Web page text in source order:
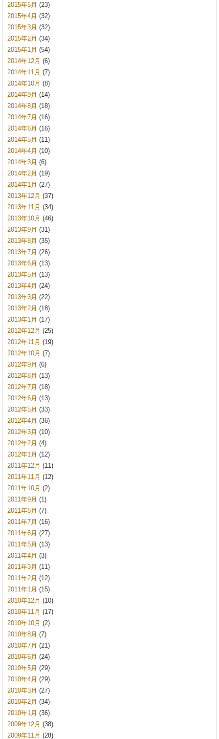
2015年5月 (23)
2015年4月 (32)
2015年3月 (32)
2015年2月 (34)
2015年1月 (54)
2014年12月 (6)
2014年11月 (7)
2014年10月 (8)
2014年9月 (14)
2014年8月 (18)
2014年7月 (16)
2014年6月 (16)
2014年5月 (11)
2014年4月 (10)
2014年3月 (6)
2014年2月 (19)
2014年1月 (27)
2013年12月 (37)
2013年11月 (34)
2013年10月 (46)
2013年9月 (31)
2013年8月 (35)
2013年7月 (26)
2013年6月 (13)
2013年5月 (13)
2013年4月 (24)
2013年3月 (22)
2013年2月 (18)
2013年1月 (17)
2012年12月 (25)
2012年11月 (19)
2012年10月 (7)
2012年9月 (6)
2012年8月 (13)
2012年7月 (18)
2012年6月 (13)
2012年5月 (33)
2012年4月 (36)
2012年3月 (10)
2012年2月 (4)
2012年1月 (12)
2011年12月 (11)
2011年11月 (12)
2011年10月 (2)
2011年9月 (1)
2011年8月 (7)
2011年7月 (16)
2011年6月 (27)
2011年5月 (13)
2011年4月 (3)
2011年3月 (11)
2011年2月 (12)
2011年1月 (15)
2010年12月 (10)
2010年11月 (17)
2010年10月 (2)
2010年8月 (7)
2010年7月 (21)
2010年6月 (24)
2010年5月 (29)
2010年4月 (29)
2010年3月 (27)
2010年2月 (34)
2010年1月 (36)
2009年12月 (38)
2009年11月 (28)